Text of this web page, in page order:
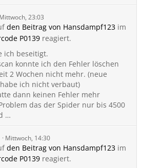
Mittwoch, 23:03
den Beitrag von Hansdampf123 im
P0139 reagiert.
ich beseitigt.
konnte ich den Fehler löschen
2 Wochen nicht mehr. (neue
ich nicht verbaut)
dann keinen Fehler mehr
das der Spider nur bis 4500
…
Mittwoch, 14:30
den Beitrag von Hansdampf123 im
P0139 reagiert.